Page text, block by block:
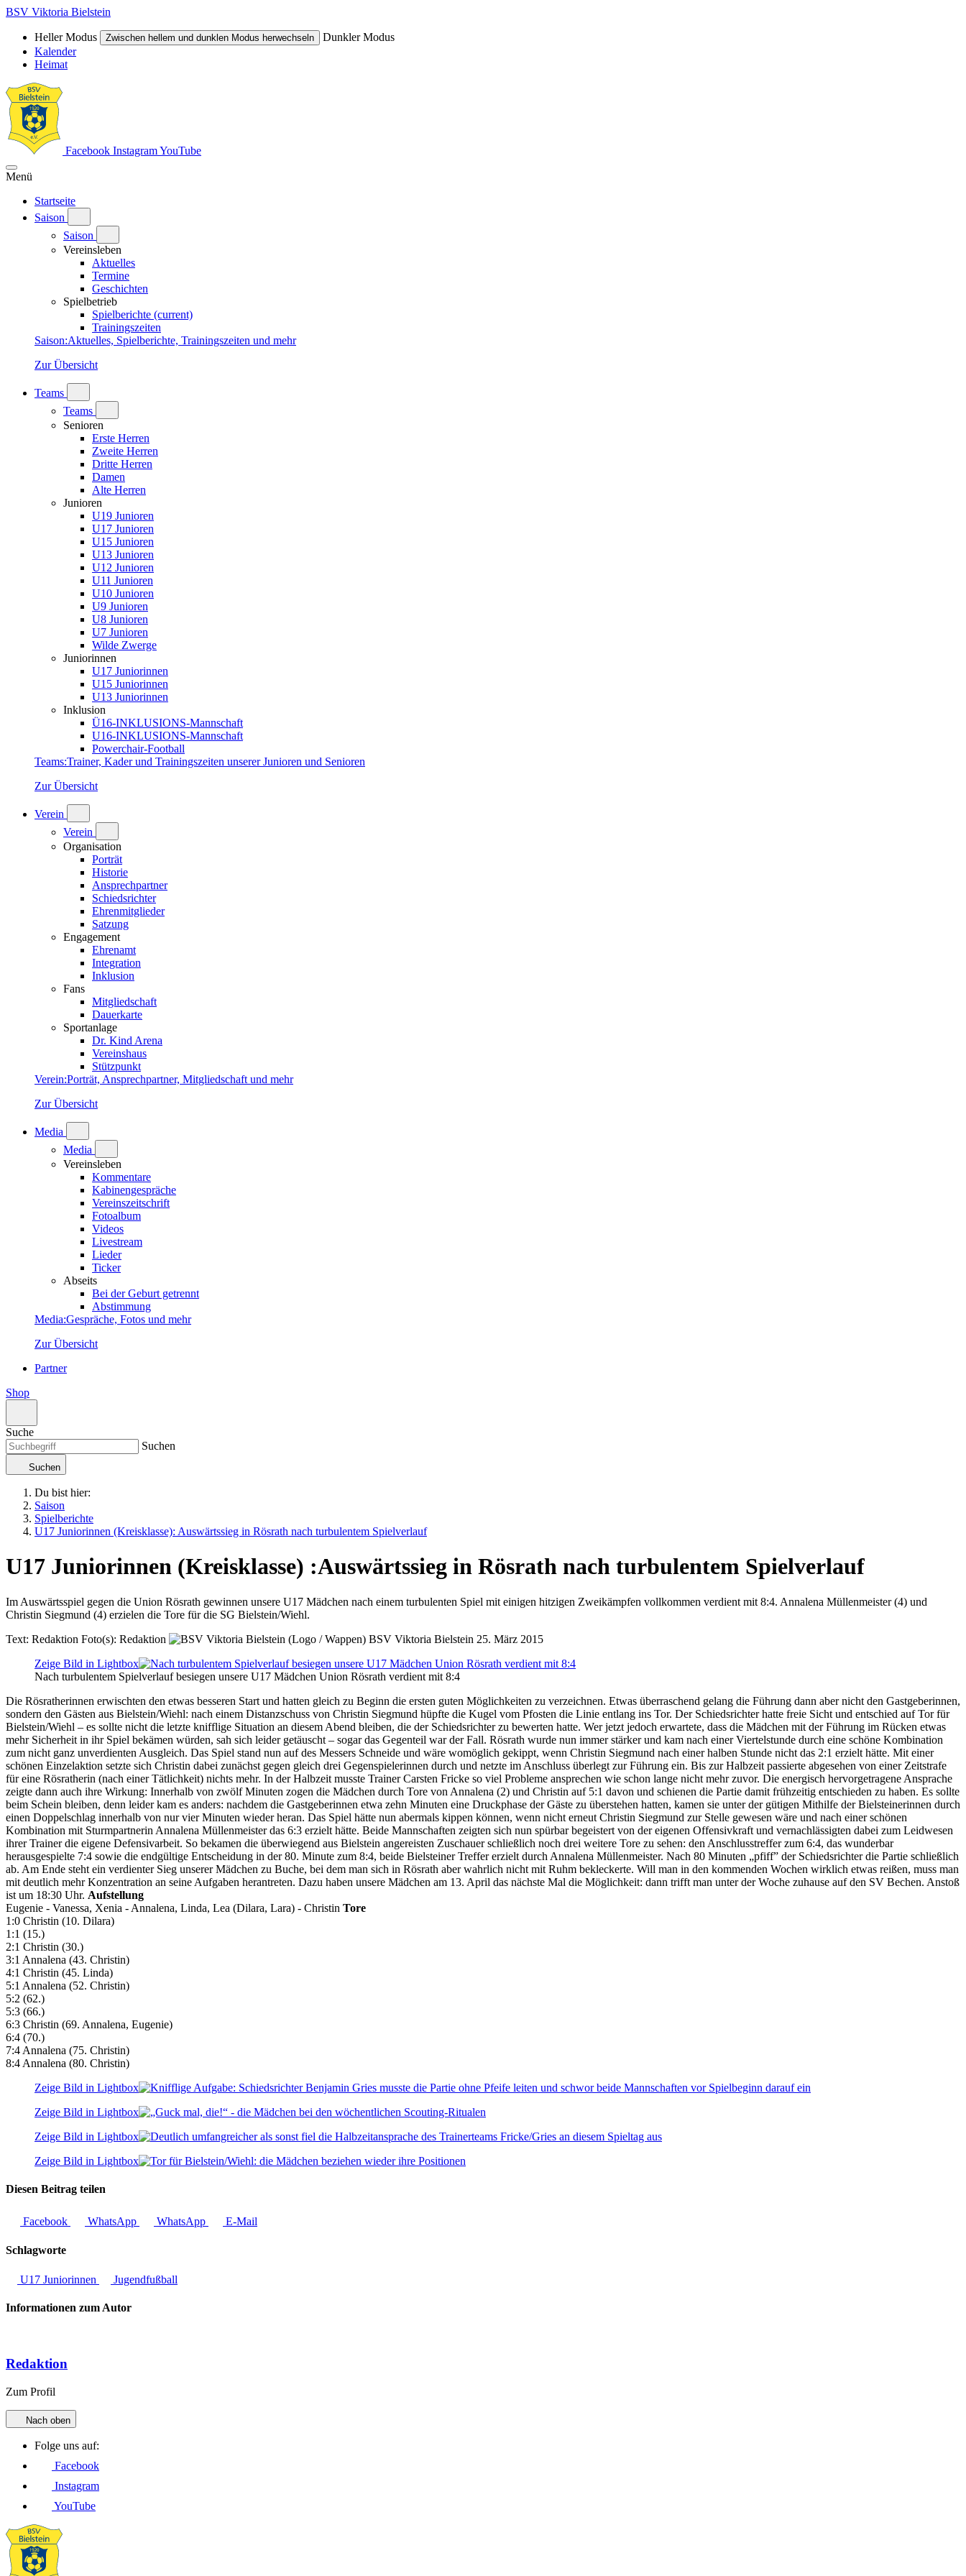
BSV Viktoria Bielstein
Heller Modus Zwischen hellem und dunklen Modus herwechseln
Dunkler Modus
Kalender
Heimat
Facebook InstagramYouTube
Menü
Startseite
Saison
Saison
Vereinsleben
Aktuelles
Termine
Geschichten
Spielbetrieb
Spielberichte (current)
Trainingszeiten
Saison:Aktuelles, Spielberichte, Trainingszeiten und mehr
Zur Übersicht
Teams
Teams
Senioren
Erste Herren
Zweite Herren
Dritte Herren
Damen
Alte Herren
Junioren
U19 Junioren
U17 Junioren
U15 Junioren
U13 Junioren
U12 Junioren
U11 Junioren
U10 Junioren
U9 Junioren
U8 Junioren
U7 Junioren
Wilde Zwerge
Juniorinnen
U17 Juniorinnen
U15 Juniorinnen
U13 Juniorinnen
Inklusion
Ü16-INKLUSIONS-Mannschaft
U16-INKLUSIONS-Mannschaft
Powerchair-Football
Teams:Trainer, Kader und Trainingszeiten unserer Junioren und Senioren
Zur Übersicht
Verein
Verein
Organisation
Porträt
Historie
Ansprechpartner
Schiedsrichter
Ehrenmitglieder
Satzung
Engagement
Ehrenamt
Integration
Inklusion
Fans
Mitgliedschaft
Dauerkarte
Sportanlage
Dr. Kind Arena
Vereinshaus
Stützpunkt
Verein:Porträt, Ansprechpartner, Mitgliedschaft und mehr
Zur Übersicht
Media
Media
Vereinsleben
Kommentare
Kabinengespräche
Vereinszeitschrift
Fotoalbum
Videos
Livestream
Lieder
Ticker
Abseits
Bei der Geburt getrennt
Abstimmung
Media:Gespräche, Fotos und mehr
Zur Übersicht
Partner
Shop
Suche
Suchen
Suchen
Du bist hier:
Saison
Spielberichte
U17 Juniorinnen (Kreisklasse): Auswärtssieg in Rösrath nach turbulentem Spielverlauf
U17 Juniorinnen (Kreisklasse) :Auswärtssieg in Rösrath nach turbulentem Spielverlauf
Im Auswärtsspiel gegen die Union Rösrath gewinnen unsere U17 Mädchen nach einem turbulenten Spiel mit einigen hitzigen Zweikämpfen vollkommen verdient mit 8:4. Annalena Müllenmeister (4) und
Christin Siegmund (4) erzielen die Tore für die SG Bielstein/Wiehl.
Text: Redaktion Foto(s): Redaktion BSV Viktoria Bielstein 25. März 2015
Zeige Bild in Lightbox
Nach turbulentem Spielverlauf besiegen unsere U17 Mädchen Union Rösrath verdient mit 8:4
Die Rösratherinnen erwischten den etwas besseren Start und hatten gleich zu Beginn die ersten guten Möglichkeiten zu verzeichnen. Etwas überraschend gelang die Führung dann aber nicht den Gastgeberinnen,
sondern den Gästen aus Bielstein/Wiehl: nach einem Distanzschuss von Christin Siegmund hüpfte die Kugel vom Pfosten die Linie entlang ins Tor. Der Schiedsrichter hatte freie Sicht und entschied auf Tor für
Bielstein/Wiehl – es sollte nicht die letzte knifflige Situation an diesem Abend bleiben, die der Schiedsrichter zu bewerten hatte. Wer jetzt jedoch erwartete, dass die Mädchen mit der Führung im Rücken etwas
mehr Sicherheit in ihr Spiel bekämen würden, sah sich leider getäuscht – sogar das Gegenteil war der Fall. Rösrath wurde nun immer stärker und kam nach einer Viertelstunde durch eine schöne Kombination
zum nicht ganz unverdienten Ausgleich. Das Spiel stand nun auf des Messers Schneide und wäre womöglich gekippt, wenn Christin Siegmund nach einer halben Stunde nicht das 2:1 erzielt hätte. Mit einer
schönen Einzelaktion setzte sich Christin dabei zunächst gegen gleich drei Gegenspielerinnen durch und netzte im Anschluss überlegt zur Führung ein. Bis zur Halbzeit passierte abgesehen von einer Zeitstrafe
für eine Rösratherin (nach einer Tätlichkeit) nichts mehr. In der Halbzeit musste Trainer Carsten Fricke so viel Probleme ansprechen wie schon lange nicht mehr zuvor. Die energisch hervorgetragene Ansprache
zeigte dann auch ihre Wirkung: Innerhalb von zwölf Minuten zogen die Mädchen durch Tore von Annalena (2) und Christin auf 5:1 davon und schienen die Partie damit frühzeitig entschieden zu haben. Es sollte
beim Schein bleiben, denn leider kam es anders: nachdem die Gastgeberinnen etwa zehn Minuten eine Druckphase der Gäste zu überstehen hatten, kamen sie unter der gütigen Mithilfe der Bielsteinerinnen durch
einen Doppelschlag innerhalb von nur vier Minuten wieder heran. Das Spiel hätte nun abermals kippen können, wenn nicht erneut Christin Siegmund zur Stelle gewesen wäre und nach einer schönen
Kombination mit Sturmpartnerin Annalena Müllenmeister das 6:3 erzielt hätte. Beide Mannschaften zeigten sich nun spürbar begeistert von der eigenen Offensivkraft und vernachlässigten dabei zum Leidwesen
ihrer Trainer die eigene Defensivarbeit. So bekamen die überwiegend aus Bielstein angereisten Zuschauer schließlich noch drei weitere Tore zu sehen: den Anschlusstreffer zum 6:4, das wunderbar
herausgespielte 7:4 sowie die endgültige Entscheidung in der 80. Minute zum 8:4, beide Bielsteiner Treffer erzielt durch Annalena Müllenmeister. Nach 80 Minuten „pfiff” der Schiedsrichter die Partie schließlich
ab. Am Ende steht ein verdienter Sieg unserer Mädchen zu Buche, bei dem man sich in Rösrath aber wahrlich nicht mit Ruhm bekleckerte. Will man in den kommenden Wochen wirklich etwas reißen, muss man
mit deutlich mehr Konzentration an seine Aufgaben herantreten. Dazu haben unsere Mädchen am 13. April das nächste Mal die Möglichkeit: dann trifft man unter der Woche zuhause auf den SV Bechen. Anstoß
ist um 18:30 Uhr. Aufstellung
Eugenie - Vanessa, Xenia - Annalena, Linda, Lea (Dilara, Lara) - Christin Tore
1:0 Christin (10. Dilara)
1:1 (15.)
2:1 Christin (30.)
3:1 Annalena (43. Christin)
4:1 Christin (45. Linda)
5:1 Annalena (52. Christin)
5:2 (62.)
5:3 (66.)
6:3 Christin (69. Annalena, Eugenie)
6:4 (70.)
7:4 Annalena (75. Christin)
8:4 Annalena (80. Christin)
Zeige Bild in Lightbox
Zeige Bild in Lightbox
Zeige Bild in Lightbox
Zeige Bild in Lightbox
Diesen Beitrag teilen
Facebook WhatsApp WhatsApp E-Mail
Schlagworte
U17 Juniorinnen Jugendfußball
Informationen zum Autor
Redaktion
Zum Profil
Nach oben
Folge uns auf:
Facebook
Instagram
YouTube